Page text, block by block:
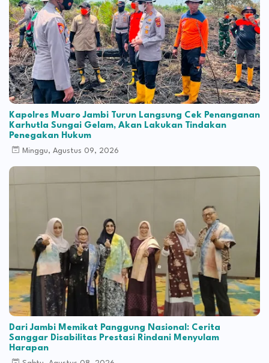
Kapolres Muaro Jambi Turun Langsung Cek Penanganan
Karhutla Sungai Gelam, Akan Lakukan Tindakan
Penegakan Hukum
Minggu, Agustus 09, 2026
Dari Jambi Memikat Panggung Nasional: Cerita
Sanggar Disabilitas Prestasi Rindani Menyulam
Harapan